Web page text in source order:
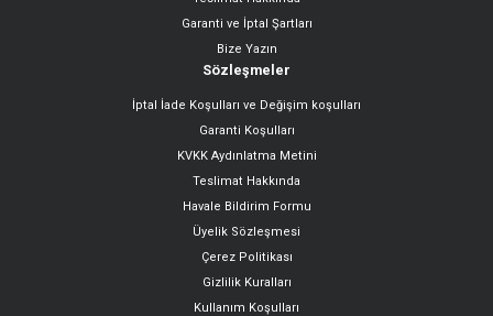
Garanti ve İptal Şartları
Bize Yazın
Sözleşmeler
İptal İade Koşulları ve Değişim koşulları
Garanti Koşulları
KVKK Aydınlatma Metini
Teslimat Hakkında
Havale Bildirim Formu
Üyelik Sözleşmesi
Çerez Politikası
Gizlilik Kuralları
Kullanım Koşulları